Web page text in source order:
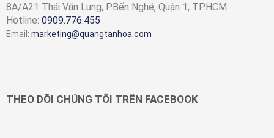
8A/A21 Thái Văn Lung, P.Bến Nghé, Quận 1, TP.HCM
Hotline: 0909.776.455
Email: marketing@quangtanhoa.com
THEO DÕI CHÚNG TÔI TRÊN FACEBOOK